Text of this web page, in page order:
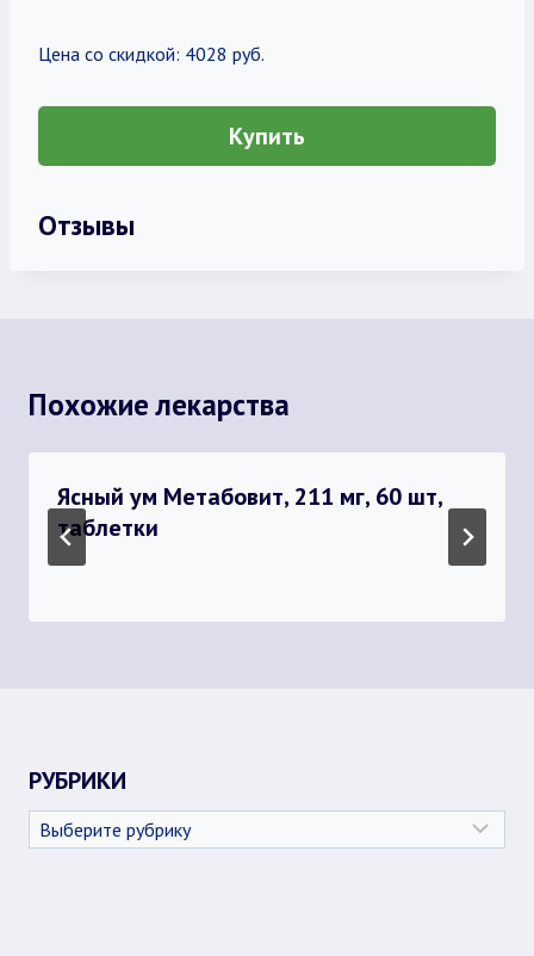
Цена со скидкой: 4028 руб.
Купить
Отзывы
Похожие лекарства
Ясный ум Метабовит, 211 мг, 60 шт,
таблетки
РУБРИКИ
Рубрики